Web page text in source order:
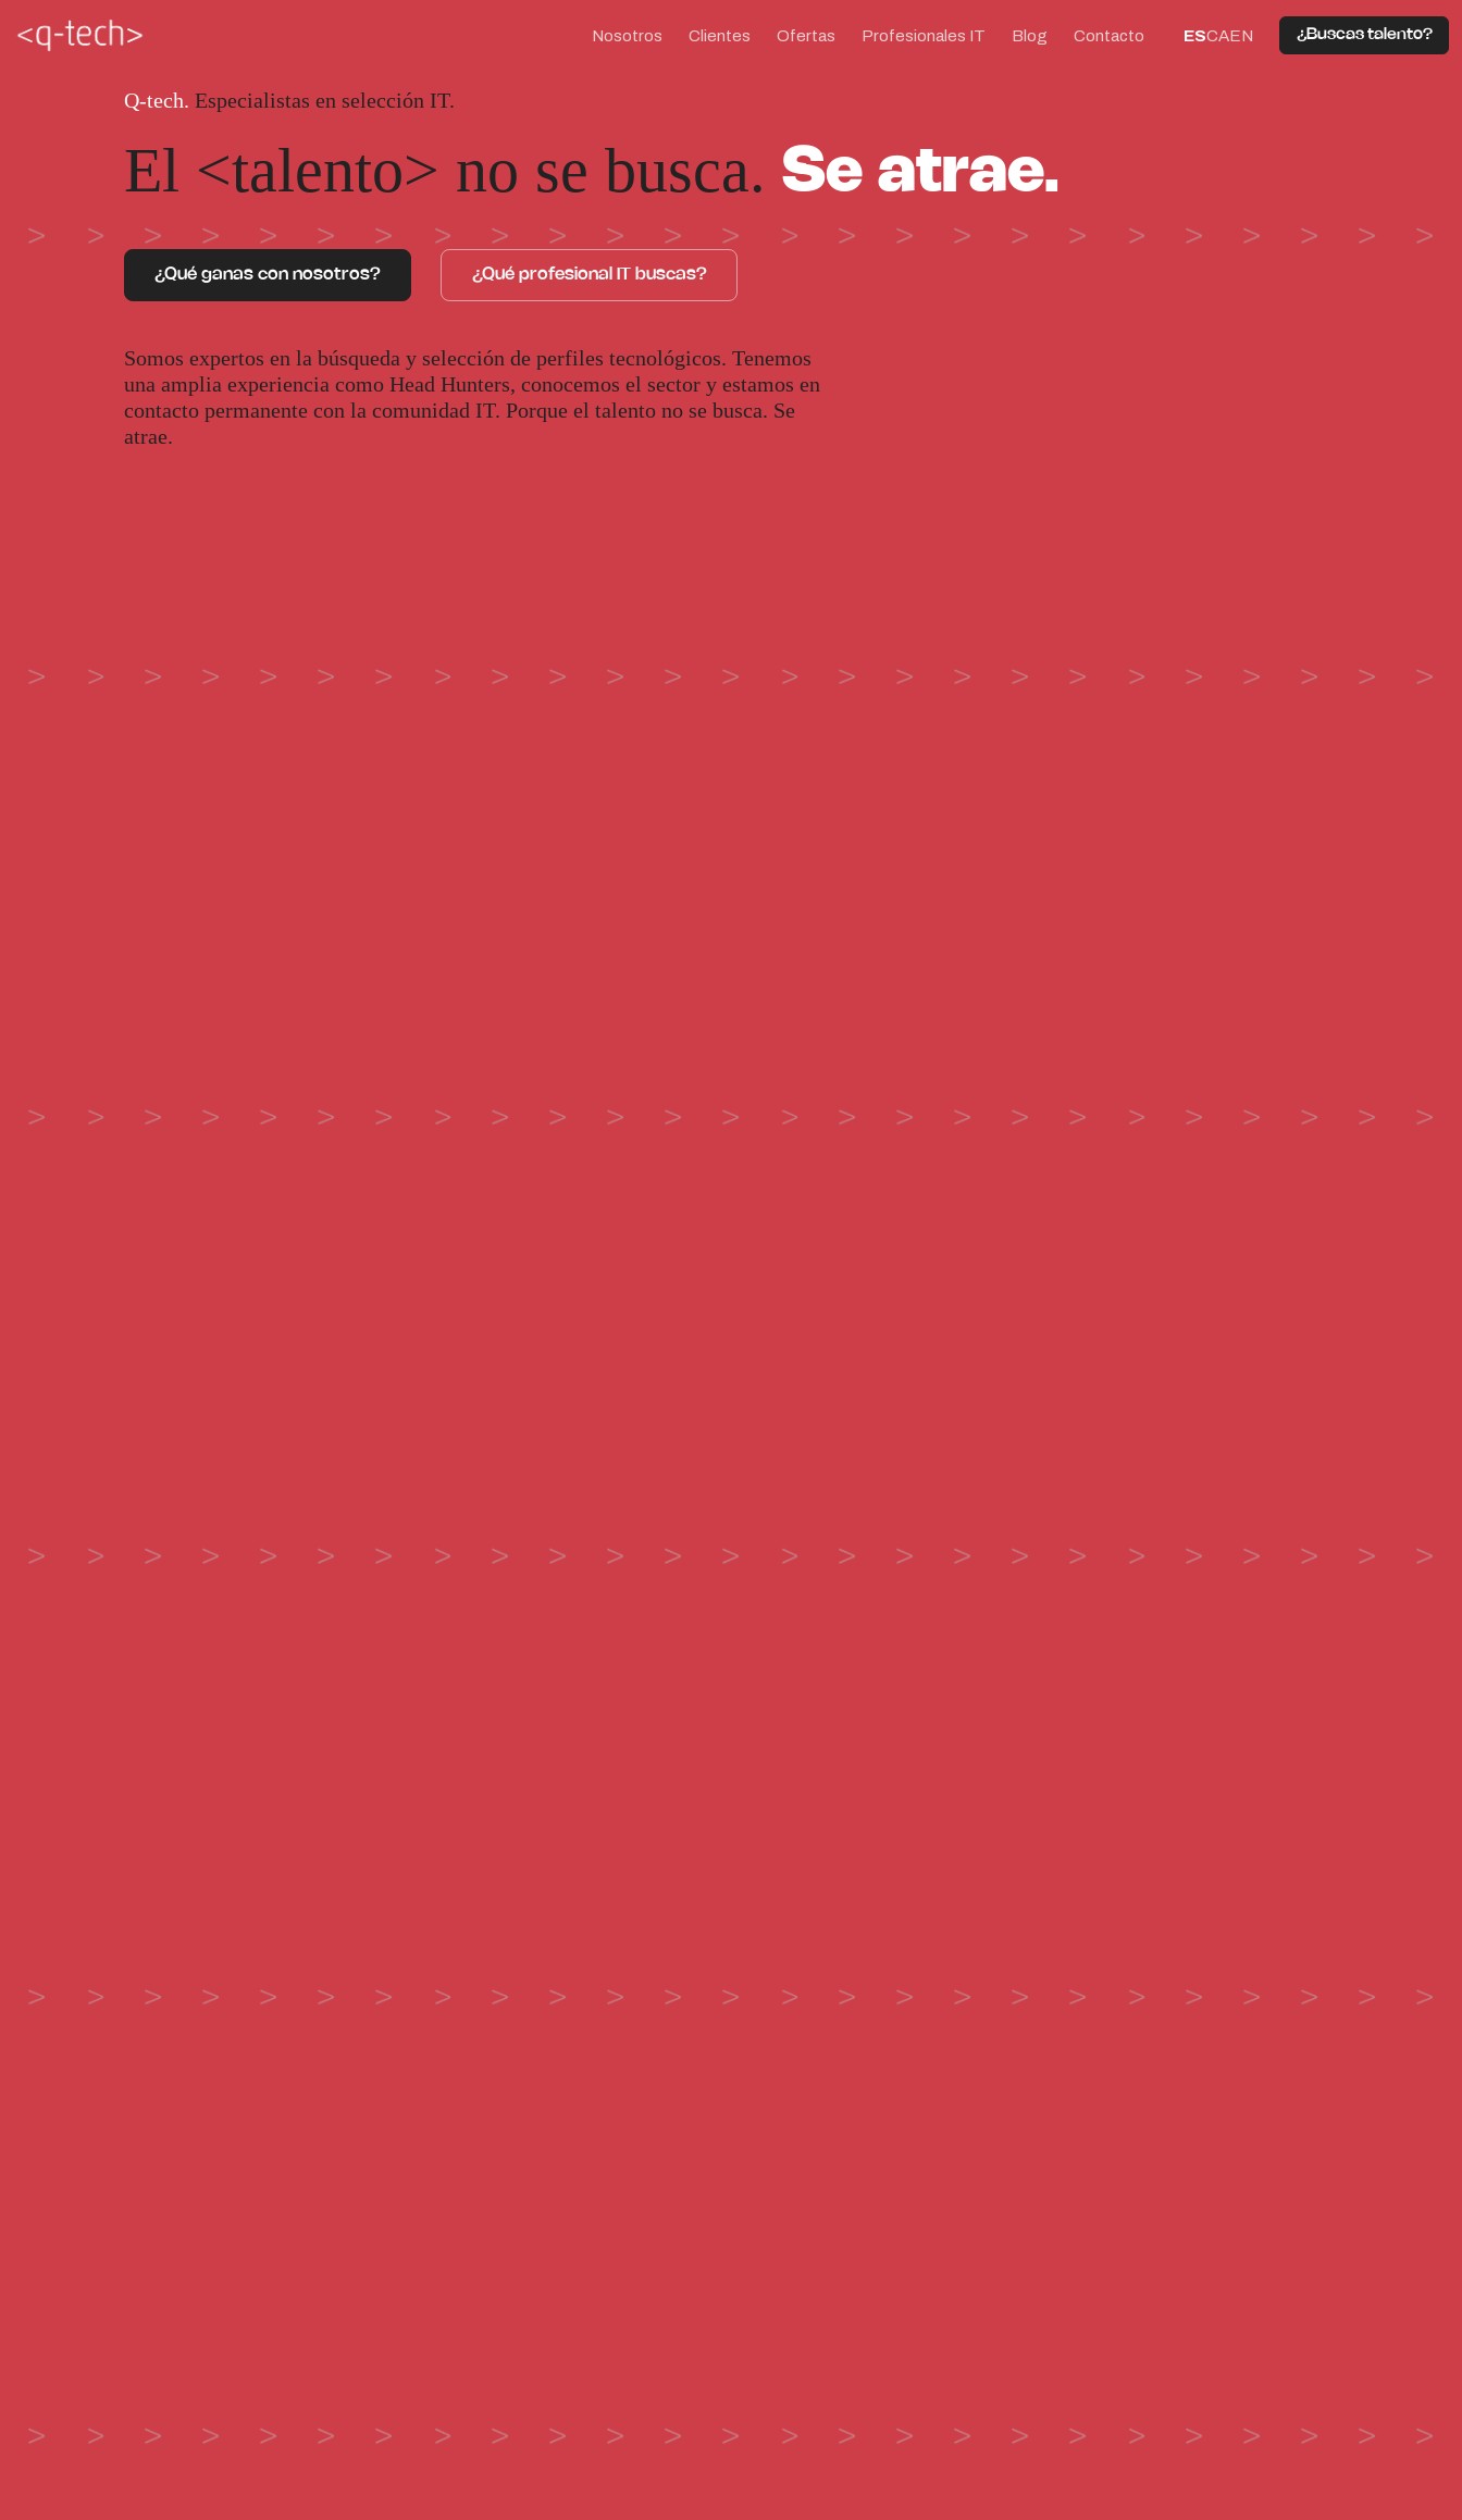
Nosotros Clientes Ofertas Profesionales IT Blog Contacto ESCAEN ¿Buscas talento?
Q-tech. Especialistas en selección IT.
El <talento> no se busca. Se atrae.
¿Qué ganas con nosotros? ¿Qué profesional IT buscas?
Somos expertos en la búsqueda y selección de perfiles tecnológicos. Tenemos
una amplia experiencia como Head Hunters, conocemos el sector y estamos en
contacto permanente con la comunidad IT. Porque el talento no se busca. Se
atrae.